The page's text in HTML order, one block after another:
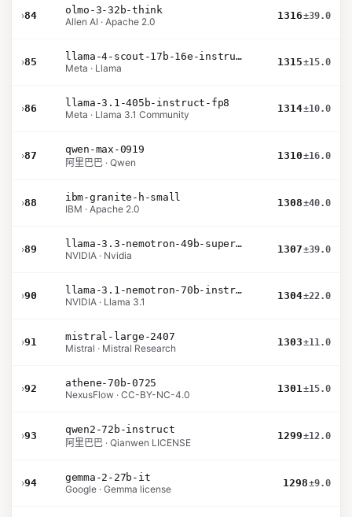
›84
olmo-3-32b-think
Allen AI · Apache 2.0
1316±39.0
›85
llama-4-scout-17b-16e-instruct
Meta · Llama
1315±15.0
›86
llama-3.1-405b-instruct-fp8
Meta · Llama 3.1 Community
1314±10.0
›87
qwen-max-0919
阿里巴巴 · Qwen
1310±16.0
›88
ibm-granite-h-small
IBM · Apache 2.0
1308±40.0
›89
llama-3.3-nemotron-49b-super-v1
NVIDIA · Nvidia
1307±39.0
›90
llama-3.1-nemotron-70b-instruct
NVIDIA · Llama 3.1
1304±22.0
›91
mistral-large-2407
Mistral · Mistral Research
1303±11.0
›92
athene-70b-0725
NexusFlow · CC-BY-NC-4.0
1301±15.0
›93
qwen2-72b-instruct
阿里巴巴 · Qianwen LICENSE
1299±12.0
›94
gemma-2-27b-it
Google · Gemma license
1298±9.0